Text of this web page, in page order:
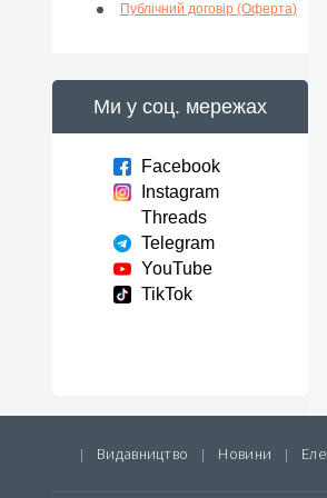
Публічний договір (Оферта)
Ми у соц. мережах
Facebook
Instagram
Threads
Telegram
YouTube
TikTok
| Видавництво | Новини |